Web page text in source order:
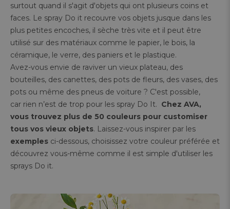
surtout quand il s'agit d'objets qui ont plusieurs coins et
faces. Le spray Do it recouvre vos objets jusque dans les
plus petites encoches, il sèche très vite et il peut être
utilisé sur des matériaux comme le papier, le bois, la
céramique, le verre, des paniers et le plastique.
Avez-vous envie de raviver un vieux plateau, des
bouteilles, des canettes, des pots de fleurs, des vases, des
pots ou même des pneus de voiture ? C'est possible,
car rien n’est de trop pour les spray Do It. Chez AVA,
vous trouvez plus de 50 couleurs pour customiser
tous vos vieux objets. Laissez-vous inspirer par les
exemples ci-dessous, choisissez votre couleur préférée et
découvrez vous-même comme il est simple d'utiliser les
sprays Do it.